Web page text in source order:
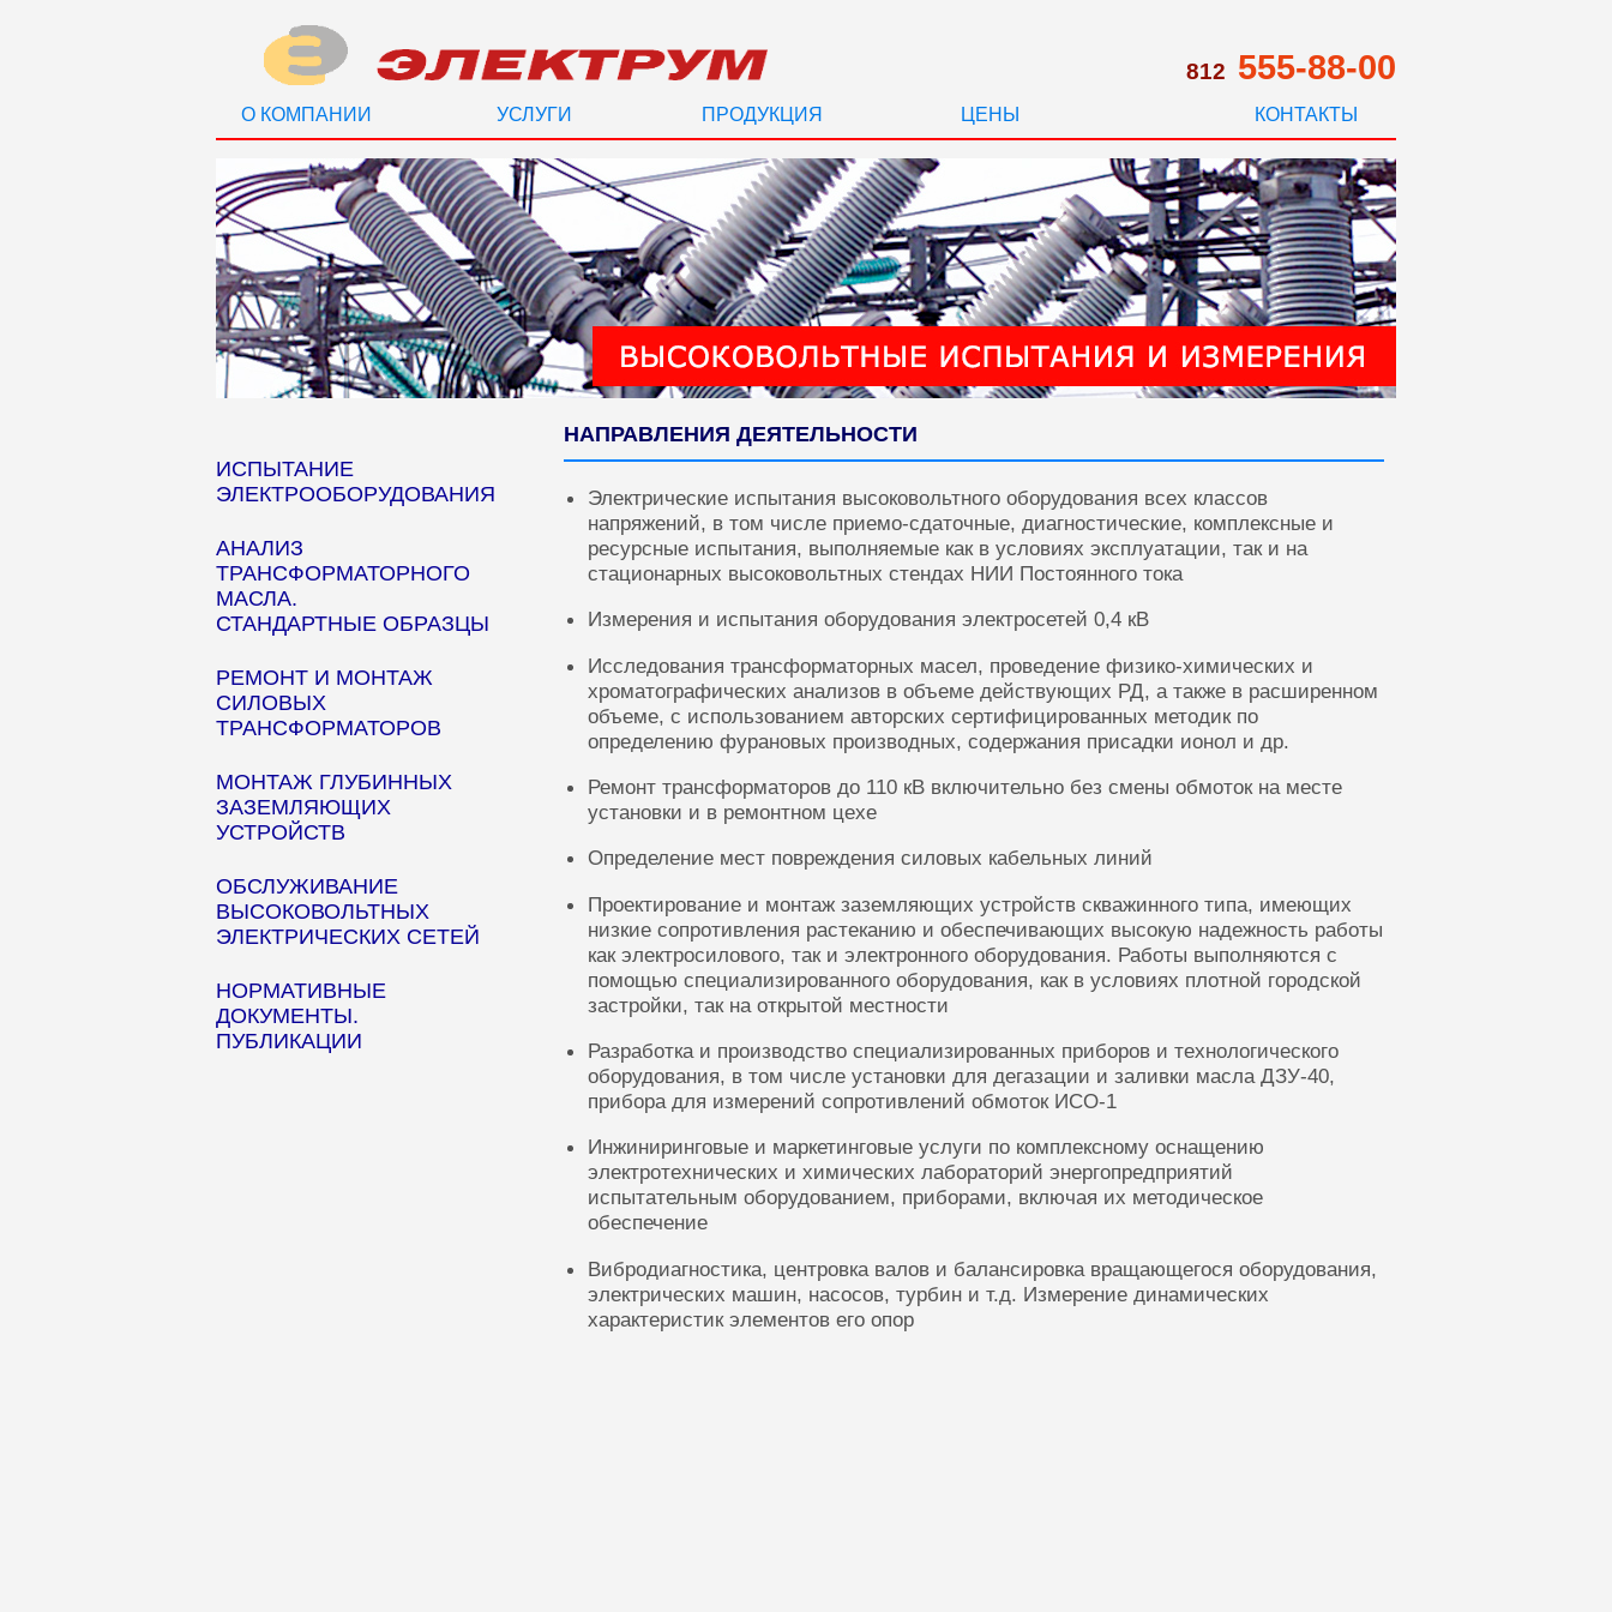
812 555-88-00
О КОМПАНИИ УСЛУГИ ПРОДУКЦИЯ ЦЕНЫ КОНТАКТЫ
ИСПЫТАНИЕ
ЭЛЕКТРООБОРУДОВАНИЯ
АНАЛИЗ
ТРАНСФОРМАТОРНОГО
МАСЛА.
СТАНДАРТНЫЕ ОБРАЗЦЫ
РЕМОНТ И МОНТАЖ
СИЛОВЫХ
ТРАНСФОРМАТОРОВ
МОНТАЖ ГЛУБИННЫХ
ЗАЗЕМЛЯЮЩИХ
УСТРОЙСТВ
ОБСЛУЖИВАНИЕ
ВЫСОКОВОЛЬТНЫХ
ЭЛЕКТРИЧЕСКИХ СЕТЕЙ
НОРМАТИВНЫЕ
ДОКУМЕНТЫ.
ПУБЛИКАЦИИ
НАПРАВЛЕНИЯ ДЕЯТЕЛЬНОСТИ
Электрические испытания высоковольтного оборудования всех классов
напряжений, в том числе приемо-сдаточные, диагностические, комплексные и
ресурсные испытания, выполняемые как в условиях эксплуатации, так и на
стационарных высоковольтных стендах НИИ Постоянного тока
Измерения и испытания оборудования электросетей 0,4 кВ
Исследования трансформаторных масел, проведение физико-химических и
хроматографических анализов в объеме действующих РД, а также в расширенном
объеме, с использованием авторских сертифицированных методик по
определению фурановых производных, содержания присадки ионол и др.
Ремонт трансформаторов до 110 кВ включительно без смены обмоток на месте
установки и в ремонтном цехе
Определение мест повреждения силовых кабельных линий
Проектирование и монтаж заземляющих устройств скважинного типа, имеющих
низкие сопротивления растеканию и обеспечивающих высокую надежность работы
как электросилового, так и электронного оборудования. Работы выполняются с
помощью специализированного оборудования, как в условиях плотной городской
застройки, так на открытой местности
Разработка и производство специализированных приборов и технологического
оборудования, в том числе установки для дегазации и заливки масла ДЗУ-40,
прибора для измерений сопротивлений обмоток ИСО-1
Инжиниринговые и маркетинговые услуги по комплексному оснащению
электротехнических и химических лабораторий энергопредприятий
испытательным оборудованием, приборами, включая их методическое
обеспечение
Вибродиагностика, центровка валов и балансировка вращающегося оборудования,
электрических машин, насосов, турбин и т.д. Измерение динамических
характеристик элементов его опор